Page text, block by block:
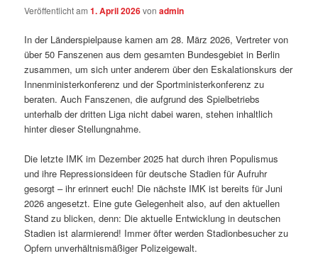
Veröffentlicht am1. April 2026vonadmin
In der Länderspielpause kamen am 28. März 2026, Vertreter von
über 50 Fanszenen aus dem gesamten Bundesgebiet in Berlin
zusammen, um sich unter anderem über den Eskalationskurs der
Innenministerkonferenz und der Sportministerkonferenz zu
beraten. Auch Fanszenen, die aufgrund des Spielbetriebs
unterhalb der dritten Liga nicht dabei waren, stehen inhaltlich
hinter dieser Stellungnahme.
Die letzte IMK im Dezember 2025 hat durch ihren Populismus
und ihre Repressionsideen für deutsche Stadien für Aufruhr
gesorgt – ihr erinnert euch! Die nächste IMK ist bereits für Juni
2026 angesetzt. Eine gute Gelegenheit also, auf den aktuellen
Stand zu blicken, denn: Die aktuelle Entwicklung in deutschen
Stadien ist alarmierend! Immer öfter werden Stadionbesucher zu
Opfern unverhältnismäßiger Polizeigewalt.